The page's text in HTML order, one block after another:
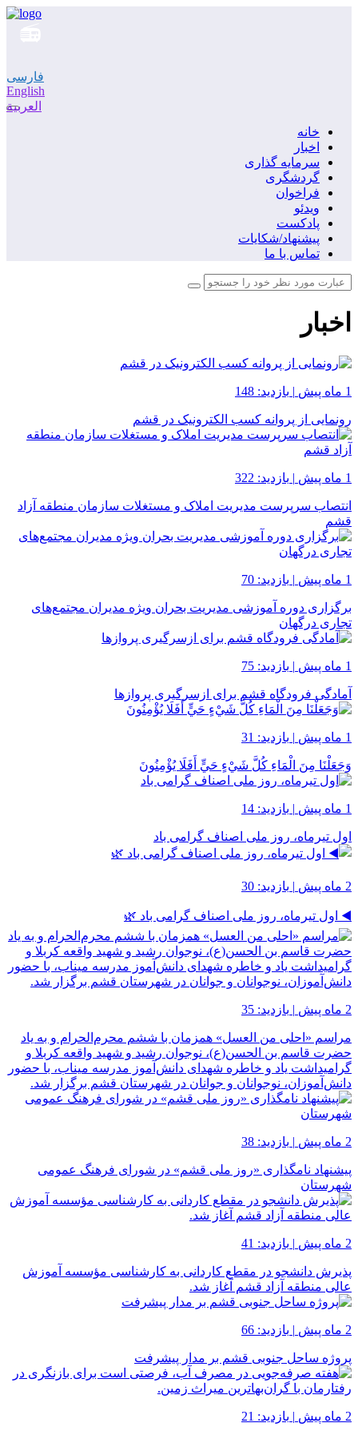
فارسی
English
العربية
خانه
اخبار
سرمایه گذاری
گردشگری
فراخوان
ویدئو
پادکست
پیشنهاد/شکایات
تماس با ما
اخبار
1 ماه پیش | بازدید: 148
رونمایی از پروانه کسب الکترونیک در قشم
1 ماه پیش | بازدید: 322
انتصاب سرپرست مدیریت املاک و مستغلات سازمان منطقه آزاد
قشم
1 ماه پیش | بازدید: 70
برگزاری دوره آموزشی مدیریت بحران ویژه مدیران مجتمع‌های
تجاری درگهان
1 ماه پیش | بازدید: 75
آمادگی فرودگاه قشم برای ازسرگیری پروازها
1 ماه پیش | بازدید: 31
وَجَعَلْنَا مِنَ الْمَاءِ كُلَّ شَيْءٍ حَيٍّ أَفَلَا يُؤْمِنُونَ
1 ماه پیش | بازدید: 14
اول تیرماه، روز ملی اصناف گرامی باد
2 ماه پیش | بازدید: 30
◀️ اول تیرماه، روز ملی اصناف گرامی باد 🌿
2 ماه پیش | بازدید: 35
مراسم «احلی من العسل» همزمان با ششم محرم‌الحرام و به یاد
حضرت قاسم بن الحسن(ع)، نوجوان رشید و شهید واقعه کربلا و
گرامیداشت یاد و خاطره شهدای دانش‌آموز مدرسه میناب، با حضور
دانش‌آموزان، نوجوانان و جوانان در شهرستان قشم برگزار شد.
2 ماه پیش | بازدید: 38
پیشنهاد نامگذاری «روز ملی قشم» در شورای فرهنگ عمومی
شهرستان
2 ماه پیش | بازدید: 41
پذیرش دانشجو در مقطع کاردانی به کارشناسی مؤسسه آموزش
عالی منطقه آزاد قشم آغاز شد.
2 ماه پیش | بازدید: 66
پروژه ساحل جنوبی قشم بر مدار پیشرفت
2 ماه پیش | بازدید: 21